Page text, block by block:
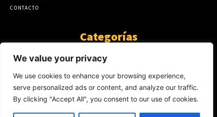
We value your privacy
We use cookies to enhance your browsing experience,
serve personalized ads or content, and analyze our traffic.
By clicking "Accept All", you consent to our use of cookies.
CONTACTO
Categorías
ARTÍCULOS
GUANTE DE SEDA
AL CALOR DE LA PALABRA
Y YO QUE SÉ
423
NOTICIAS
234
SIN CATEGORÍA
174